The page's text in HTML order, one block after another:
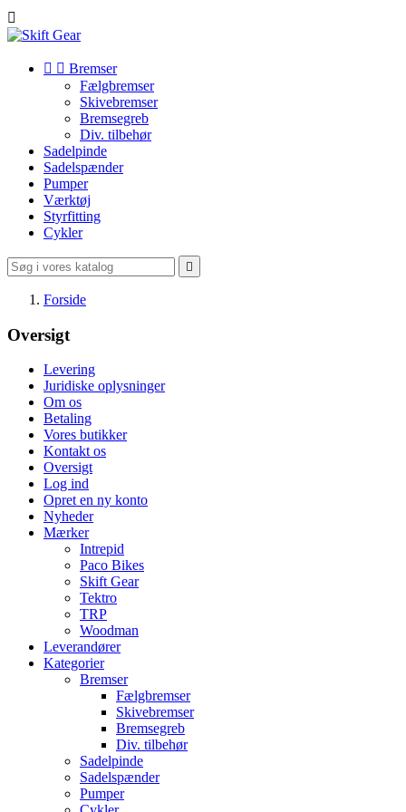

  Bremser
Fælgbremser
Skivebremser
Bremsegreb
Div. tilbehør
Sadelpinde
Sadelspænder
Pumper
Værktøj
Styrfitting
Cykler

Forside
Oversigt
Levering
Juridiske oplysninger
Om os
Betaling
Vores butikker
Kontakt os
Oversigt
Log ind
Opret en ny konto
Nyheder
Mærker
Intrepid
Paco Bikes
Skift Gear
Tektro
TRP
Woodman
Leverandører
Kategorier
Bremser
Fælgbremser
Skivebremser
Bremsegreb
Div. tilbehør
Sadelpinde
Sadelspænder
Pumper